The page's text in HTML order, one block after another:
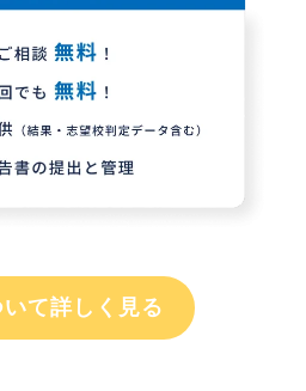
て詳しく見る